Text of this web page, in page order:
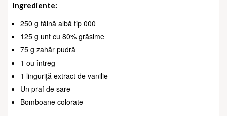
Ingrediente:
250 g făină albă tip 000
125 g unt cu 80% grăsime
75 g zahăr pudră
1 ou întreg
1 linguriță extract de vanilie
Un praf de sare
Bomboane colorate